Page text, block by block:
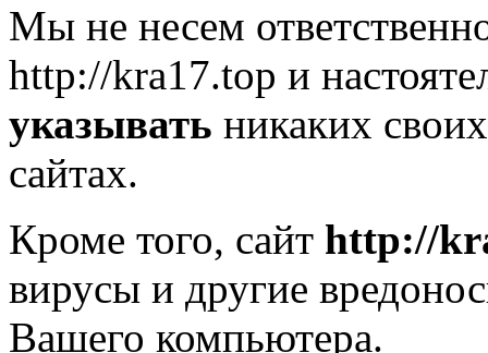
Мы не несем
http://kra17.top и
указывать никаких
сайтах.
Кроме того, сайт http://
вирусы и другие
Вашего компьютера.